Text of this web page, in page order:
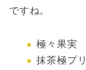
ですね。
極々果実
抹茶極プ